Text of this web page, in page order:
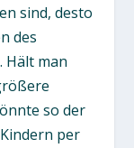
sind, desto
des
Hält man
so der
per